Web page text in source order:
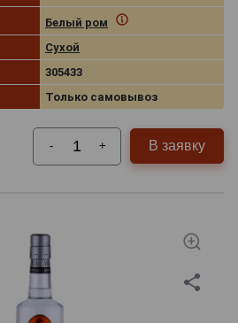
Белый ром
Сухой
305433
Только самовывоз
- + В заявку